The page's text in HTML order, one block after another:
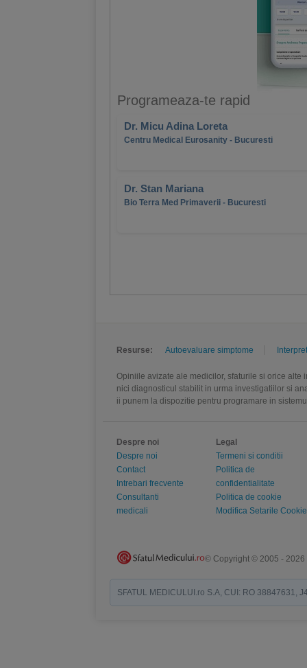
Programeaza-te rapid
Dr. Micu Adina Loreta
Centru Medical Eurosanity - Bucuresti
Dr. Stan Mariana
Bio Terra Med Primaverii - Bucuresti
Resurse: Autoevaluare simptome
Opiniile avizate ale medicilor, sfaturile si orice
nici diagnosticul stabilit in urma investigatiilor si
ii punem la dispozitie pentru programare in
Despre noi
Despre noi
Contact
Intrebari frecvente
Consultanti
medicali
Legal
Termeni si conditii
Politica de
confidentialitate
Politica de cookie
Modifica Setarile Cookie
© Copyright © 2005 - 2026
SFATUL MEDICULUI.ro S.A, CUI: RO 38847631,